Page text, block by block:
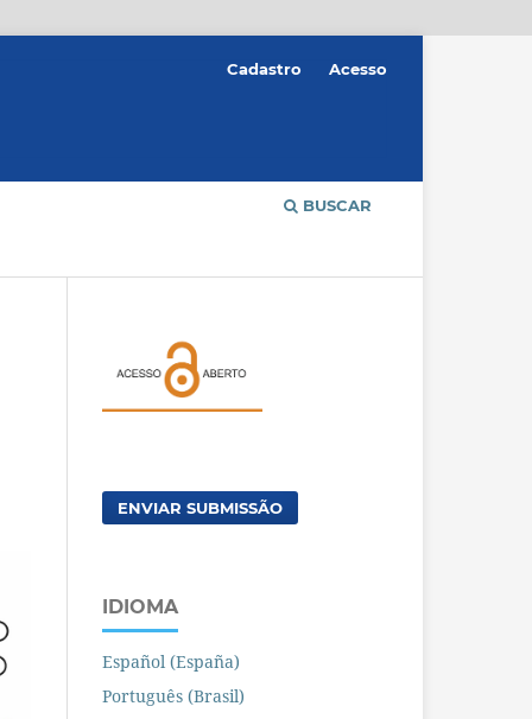
BUSCAR
Cadastro Acesso
ENVIAR SUBMISSÃO
IDIOMA
Español (España)
Português (Brasil)